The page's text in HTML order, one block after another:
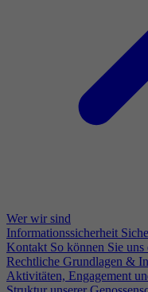
Wer wir sind
Informationssicherheit
Kontakt So können Sie uns
Rechtliche Grundlagen &
Aktivitäten, Engagement